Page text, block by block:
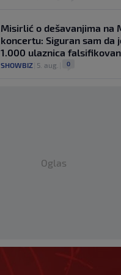
Misirlić o dešavanjima na
koncertu: Siguran sam da
1.000 ulaznica
SHOWBIZ 5. aug. 0
Oglas